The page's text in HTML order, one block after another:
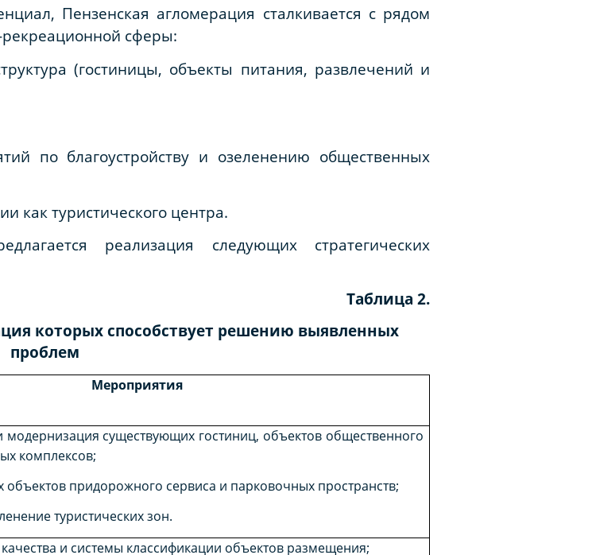
Пензенская агломерация сталкивается с рядом
сферы:
(гостиницы, объекты питания, развлечений и
по благоустройству и озеленению общественных
как туристического центра.
реализация следующих стратегических
Таблица 2.
которых способствует решению выявленных
проблем
Мероприятия
модернизация существующих гостиниц, объектов общественного
комплексов;
объектов придорожного сервиса и парковочных пространств;
туристических зон.
и системы классификации объектов размещения;